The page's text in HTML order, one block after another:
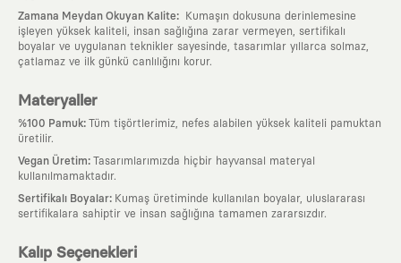
Zamana Meydan Okuyan Kalite:
Kumaşın dokusuna derinlemesine
işleyen yüksek kaliteli, insan sağlığına zarar vermeyen, sertifikalı
boyalar ve uygulanan teknikler sayesinde, tasarımlar yıllarca solmaz,
çatlamaz ve ilk günkü canlılığını korur.
Materyaller
%100 Pamuk:
Tüm tişörtlerimiz, nefes alabilen yüksek kaliteli pamuktan
üretilir.
Vegan Üretim:
Tasarımlarımızda hiçbir hayvansal materyal
kullanılmamaktadır.
Sertifikalı Boyalar: Kumaş üretiminde kullanılan boyalar, uluslararası
sertifikalara sahiptir ve insan sağlığına tamamen zararsızdır.
Kalıp Seçenekleri